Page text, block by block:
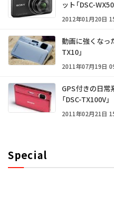
ット「DSC-WX50
2012年01月20日
動画に強くなっ
TX10」
2011年07月19日
GPS付きの日
「DSC-TX100V」
2011年02月21日
Special